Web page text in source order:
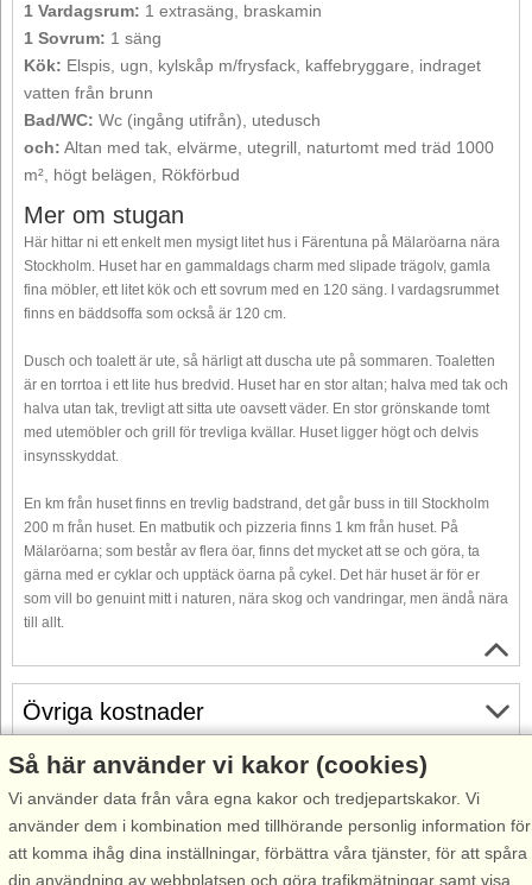
1 Vardagsrum: 1 extrasäng, braskamin
1 Sovrum: 1 säng
Kök: Elspis, ugn, kylskåp m/frysfack, kaffebryggare, indraget
vatten från brunn
Bad/WC: Wc (ingång utifrån), utedusch
och: Altan med tak, elvärme, utegrill, naturtomt med träd 1000
m², högt belägen, Rökförbud
Mer om stugan
Här hittar ni ett enkelt men mysigt litet hus i Färentuna på Mälaröarna nära
Stockholm. Huset har en gammaldags charm med slipade trägolv, gamla
fina möbler, ett litet kök och ett sovrum med en 120 säng. I vardagsrummet
finns en bäddsoffa som också är 120 cm.
Dusch och toalett är ute, så härligt att duscha ute på sommaren. Toaletten
är en torrtoa i ett lite hus bredvid. Huset har en stor altan; halva med tak och
halva utan tak, trevligt att sitta ute oavsett väder. En stor grönskande tomt
med utemöbler och grill för trevliga kvällar. Huset ligger högt och delvis
insynsskyddat.
En km från huset finns en trevlig badstrand, det går buss in till Stockholm
200 m från huset. En matbutik och pizzeria finns 1 km från huset. På
Mälaröarna; som består av flera öar, finns det mycket att se och göra, ta
gärna med er cyklar och upptäck öarna på cykel. Det här huset är för er
som vill bo genuint mitt i naturen, nära skog och vandringar, men ändå nära
till allt.
Övriga kostnader
Gratis avbokning
Gratis avbokning fram till 35 dagar före ankomst. Gäller för
ankomster under perioden 19/7-2026 till 1/1-2028
Se villkor här
Så här använder vi kakor (cookies)
Vi använder data från våra egna kakor och tredjepartskakor. Vi
använder dem i kombination med tillhörande personlig information för
att komma ihåg dina inställningar, förbättra våra tjänster, för att spåra
din användning av webbplatsen och göra trafikmätningar samt visa